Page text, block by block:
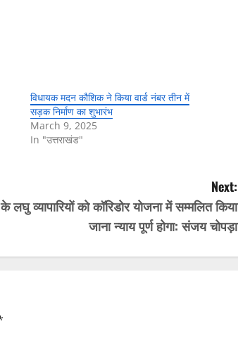
विधायक मदन कौशिक ने किया वार्ड नंबर तीन में
सड़क निर्माण का शुभारंभ
March 9, 2025
In "उत्तराखंड"
Next:
लघु व्यापारियों को कॉरिडोर योजना में सम्मलित किया
जाना न्याय पूर्ण होगा: संजय चोपड़ा